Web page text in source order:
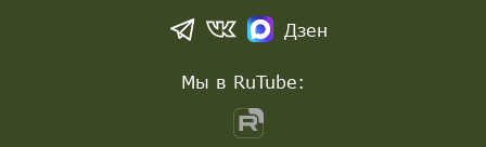
Дзен
Мы в RuTube: